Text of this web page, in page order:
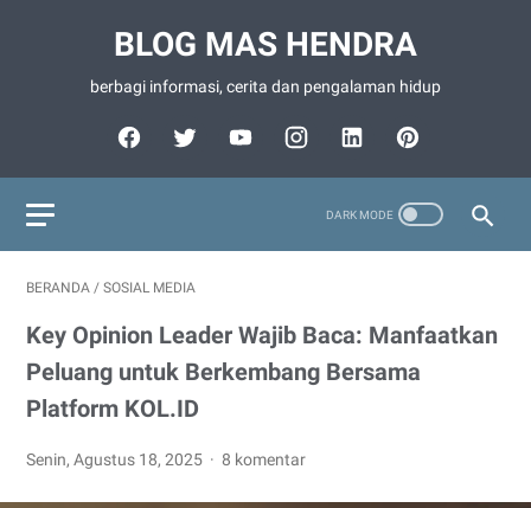
BLOG MAS HENDRA
berbagi informasi, cerita dan pengalaman hidup
BERANDA / SOSIAL MEDIA
Key Opinion Leader Wajib Baca: Manfaatkan
Peluang untuk Berkembang Bersama
Platform KOL.ID
Senin, Agustus 18, 2025 8 komentar